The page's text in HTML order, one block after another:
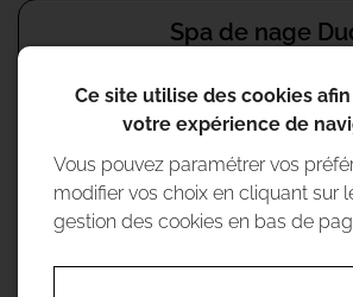
Spa de nage
Ce site utilise des cookies afin
votre expérience de
Vous pouvez paramétrer vos
modifier vos choix en cliquant sur
gestion des cookies en bas de